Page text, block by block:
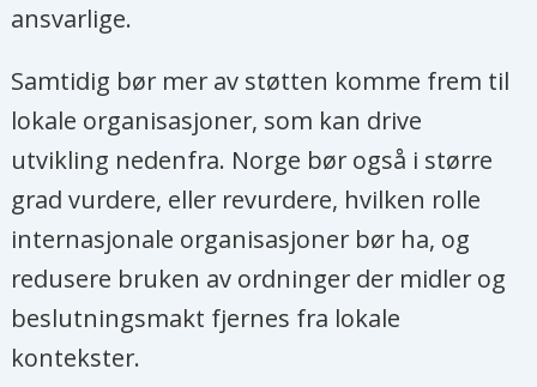
ansvarlige.
Samtidig bør mer av støtten komme frem til
lokale organisasjoner, som kan drive
utvikling nedenfra. Norge bør også i større
grad vurdere, eller revurdere, hvilken rolle
internasjonale organisasjoner bør ha, og
redusere bruken av ordninger der midler og
beslutningsmakt fjernes fra lokale
kontekster.